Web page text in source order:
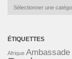
Catégories
ÉTIQUETTES
Afrique